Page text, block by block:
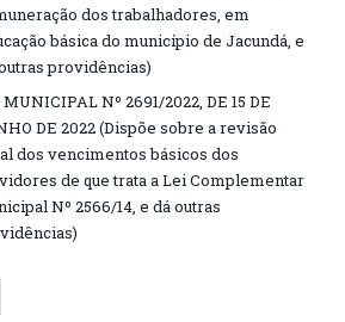
dos trabalhadores, em
básica do município de Jacundá, e
providências)
Nº 2691/2022, DE 15 DE
DE 2022 (Dispõe sobre a revisão
dos vencimentos básicos dos
de que trata a Lei Complementar
Nº 2566/14, e dá outras